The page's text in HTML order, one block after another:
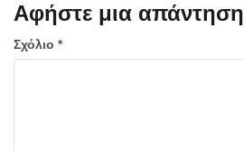
Αφήστε μια απάντηση
Σχόλιο *